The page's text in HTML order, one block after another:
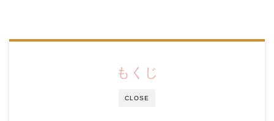
CLOSE
もくじ